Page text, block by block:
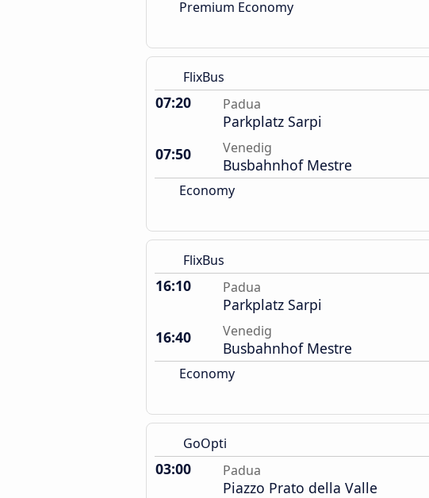
Premium Economy
FlixBus
07:20 Padua
Parkplatz Sarpi
07:50
Venedig
Busbahnhof Mestre
Economy
FlixBus
16:10 Padua
Parkplatz Sarpi
16:40
Venedig
Busbahnhof Mestre
Economy
GoOpti
03:00 Padua
Piazzo Prato della Valle